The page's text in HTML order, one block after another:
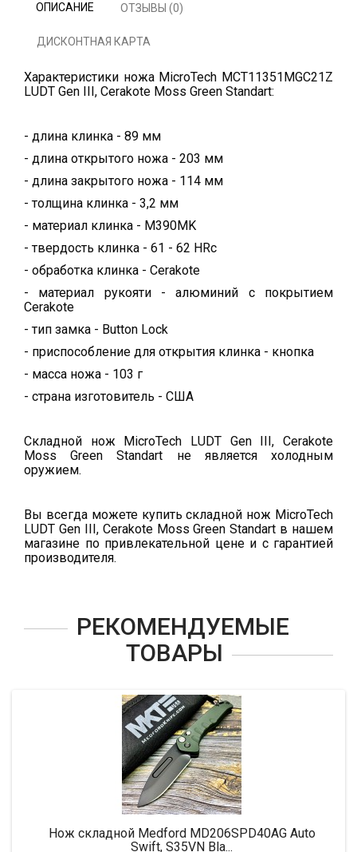
ОПИСАНИЕ ОТЗЫВЫ (0)
ДИСКОНТНАЯ КАРТА
Характеристики ножа MicroTech MCT11351MGC21Z
LUDT Gen III, Cerakote Moss Green Standart:
- длина клинка - 89 мм
- длина открытого ножа - 203 мм
- длина закрытого ножа - 114 мм
- толщина клинка - 3,2 мм
- материал клинка - M390MK
- твердость клинка - 61 - 62 HRc
- обработка клинка - Cerakote
- материал рукояти - алюминий с покрытием
Cerakote
- тип замка - Button Lock
- приспособление для открытия клинка - кнопка
- масса ножа - 103 г
- страна изготовитель - США
Складной нож MicroTech LUDT Gen III, Cerakote
Moss Green Standart не является холодным
оружием.
Вы всегда можете купить складной нож MicroTech
LUDT Gen III, Cerakote Moss Green Standart в нашем
магазине по привлекательной цене и с гарантией
производителя.
РЕКОМЕНДУЕМЫЕ
ТОВАРЫ
Нож складной Medford MD206SPD40AG Auto
Swift, S35VN Bla...